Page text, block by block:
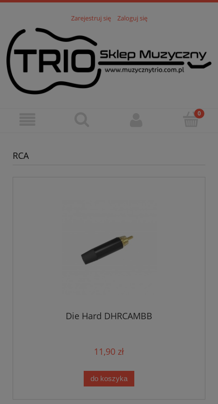
Zarejestruj się Zaloguj się
RCA
Die Hard DHRCAMBB
11,90 zł
do koszyka